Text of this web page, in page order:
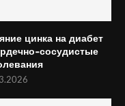
цинка на диабет
сосудистые